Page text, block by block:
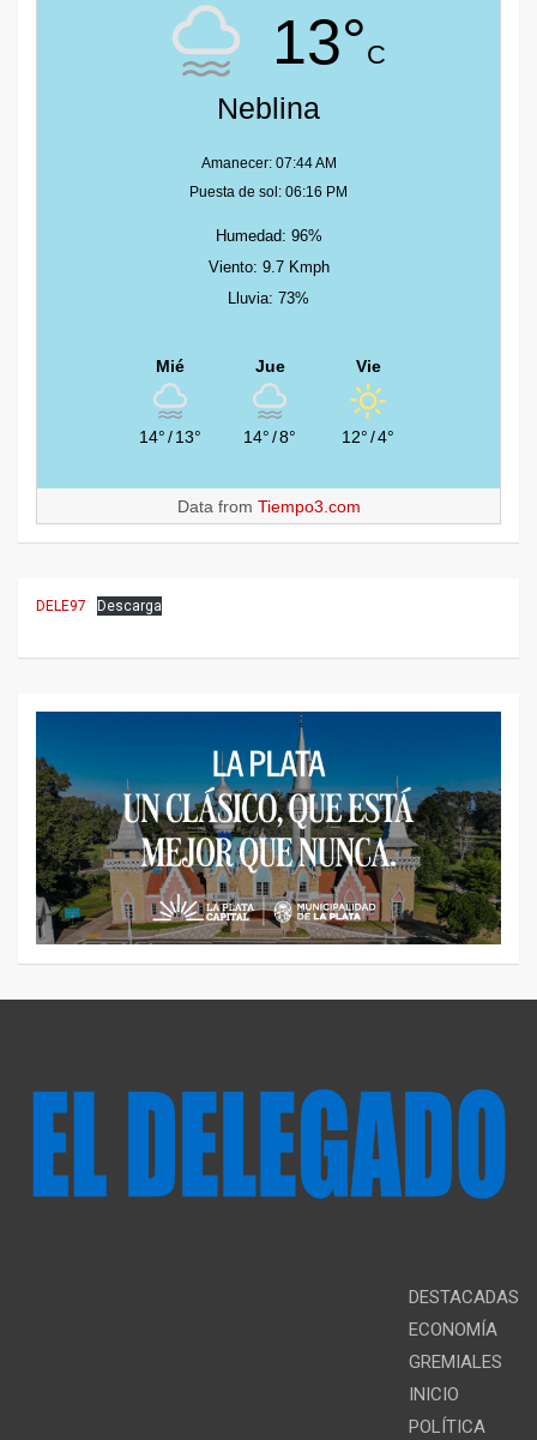
13°C
Neblina
Amanecer: 07:44 AM
Puesta de sol: 06:16 PM
Humedad: 96%
Viento: 9.7 Kmph
Lluvia: 73%
Mié
14°/13°
Jue
14°/8°
Vie
12°/4°
Data from Tiempo3.com
DELE97 Descarga
DESTACADAS
ECONOMÍA
GREMIALES
INICIO
POLÍTICA